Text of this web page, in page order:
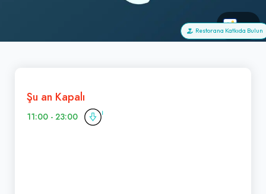
+0
Restorana Katkıda Bulun
Şu an Kapalı
11:00 - 23:00